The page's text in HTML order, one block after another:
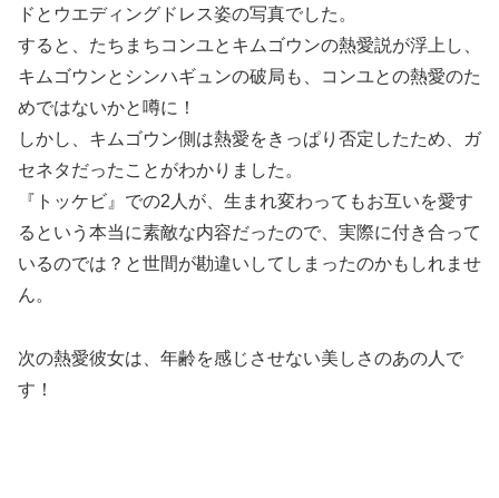
ドとウエディングドレス姿の写真でした。
すると、たちまちコンユとキムゴウンの熱愛説が浮上し、
キムゴウンとシンハギュンの破局も、コンユとの熱愛のた
めではないかと噂に！
しかし、キムゴウン側は熱愛をきっぱり否定したため、ガ
セネタだったことがわかりました。
『トッケビ』での2人が、生まれ変わってもお互いを愛す
るという本当に素敵な内容だったので、実際に付き合って
いるのでは？と世間が勘違いしてしまったのかもしれませ
ん。
次の熱愛彼女は、年齢を感じさせない美しさのあの人で
す！